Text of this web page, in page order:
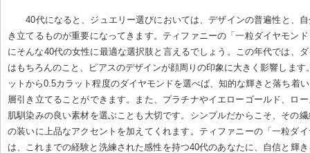
40代になると、ジュエリー選びにおいては、デザインの普遍性と、
き立てるものが重要になってきます。ティファニーの「一粒ダイヤモン
にそんな40代の女性に最適な選択肢と言えるでしょう。この年代では、
はもちろんのこと、ピアスのデザインが顔周りの印象に大きく影響します
ットから0.5カラット程度のダイヤモンドを選べば、知的な輝きと落ち着
層引き立てることができます。また、プラチナやイエローゴールド、ロ
肌馴染みの良い素材を選ぶことも大切です。シンプルだからこそ、その
の装いに上品なアクセントを加えてくれます。ティファニーの「一粒ダ
は、これまでの経験と洗練された感性を持つ40代のあなたに、自信と輝